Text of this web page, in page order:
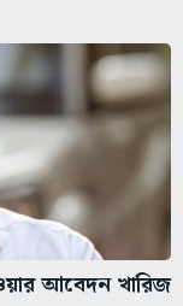
আবেদন খারিজ